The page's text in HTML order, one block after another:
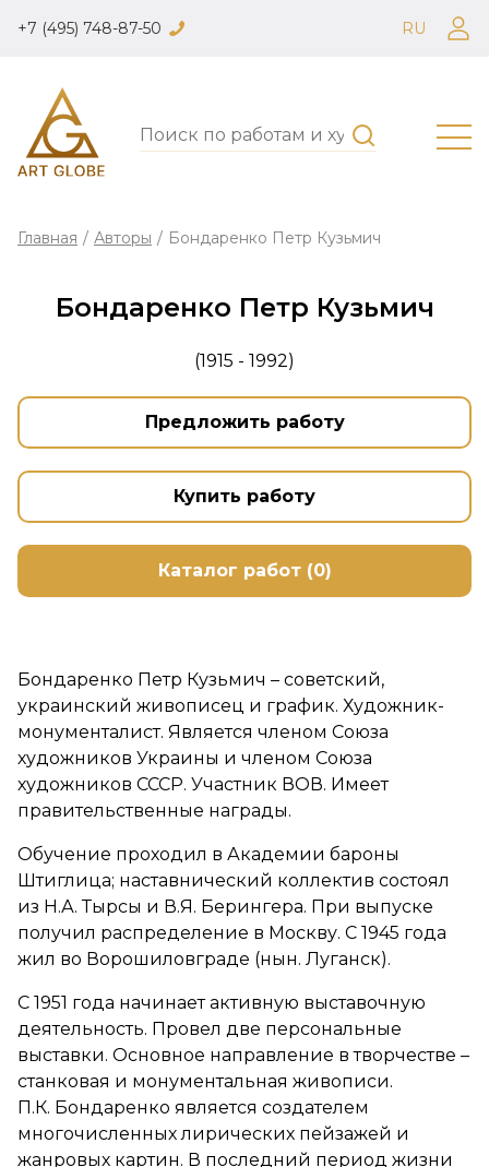
+7 (495) 748-87-50 RU
Главная / Авторы / Бондаренко Петр Кузьмич
Бондаренко Петр Кузьмич
(1915 - 1992)
Предложить работу
Купить работу
Каталог работ (0)
Бондаренко Петр Кузьмич – советский,
украинский живописец и график. Художник-
монументалист. Является членом Союза
художников Украины и членом Союза
художников СССР. Участник ВОВ. Имеет
правительственные награды.
Обучение проходил в Академии бароны
Штиглица; наставнический коллектив состоял
из Н.А. Тырсы и В.Я. Берингера. При выпуске
получил распределение в Москву. С 1945 года
жил во Ворошиловграде (нын. Луганск).
С 1951 года начинает активную выставочную
деятельность. Провел две персональные
выставки. Основное направление в творчестве –
станковая и монументальная живописи.
П.К. Бондаренко является создателем
многочисленных лирических пейзажей и
жанровых картин. В последний период жизни